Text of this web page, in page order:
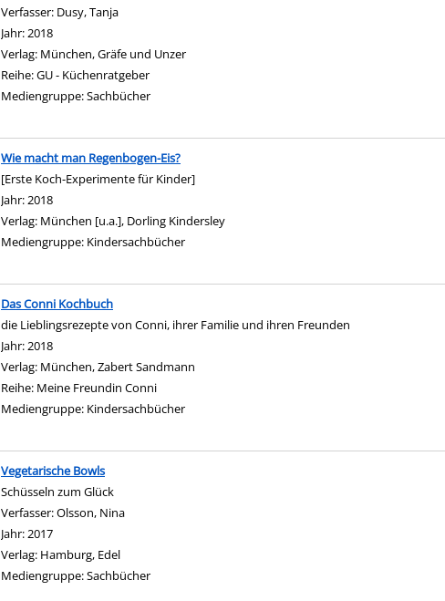
Verfasser: Dusy, Tanja
Jahr:2018
Verlag: München, Gräfe und Unzer
Reihe:GU - Küchenratgeber
Mediengruppe:Sachbücher
Wie macht man Regenbogen-Eis?
[Erste Koch-Experimente für Kinder]
Suche nach diesem Verfasser
Jahr:2018
Verlag: München [u.a.], Dorling Kindersley
Mediengruppe: Kindersachbücher
Das Conni Kochbuch
die Lieblingsrezepte von Conni, ihrer Familie und ihren Freunden
Suche nach diesem Verfasser
Jahr:2018
Verlag: München, Zabert Sandmann
Reihe: Meine Freundin Conni
Mediengruppe: Kindersachbücher
Vegetarische Bowls
Schüsseln zum Glück
Verfasser:Olsson, Nina
Jahr:2017
Verlag: Hamburg, Edel
Mediengruppe:Sachbücher